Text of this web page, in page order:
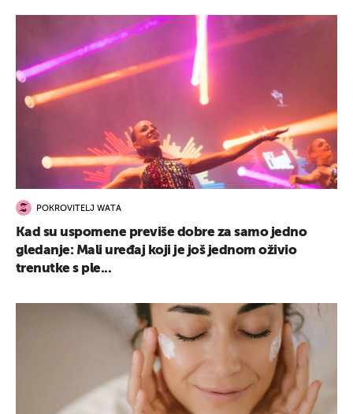
POKROVITELJ WATA
Kad su uspomene previše dobre za samo jedno
gledanje: Mali uređaj koji je još jednom oživio
trenutke s ple...